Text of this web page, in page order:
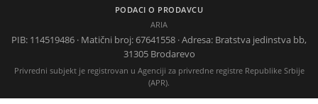
PODACI O PRODAVCU
ARIA
PIB: 114519486 · Matični broj: 67641558 · Adresa: Bratstva jedinstva bb,
31305 Brodarevo
Privredni subjekt je registrovan u Agenciji za privredne registre Republike Srbije
(APR).